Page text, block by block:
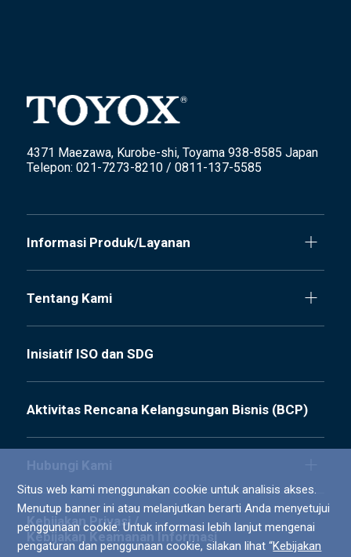
Situs web kami menggunakan cookie untuk analisis akses.
Menutup banner ini atau melanjutkan berarti Anda menyetujui
penggunaan cookie. Untuk informasi lebih lanjut mengenai
pengaturan dan penggunaan cookie, silakan lihat “Kebijakan
4371 Maezawa, Kurobe-shi, Toyama 938-8585 Japan
Telepon: 021-7273-8210 / 0811-137-5585
Informasi Produk/Layanan
Tentang Kami
Inisiatif ISO dan SDG
Aktivitas Rencana Kelangsungan Bisnis (BCP)
Hubungi Kami
Kebijakan Privasi /
Kebijakan Keamanan Informasi